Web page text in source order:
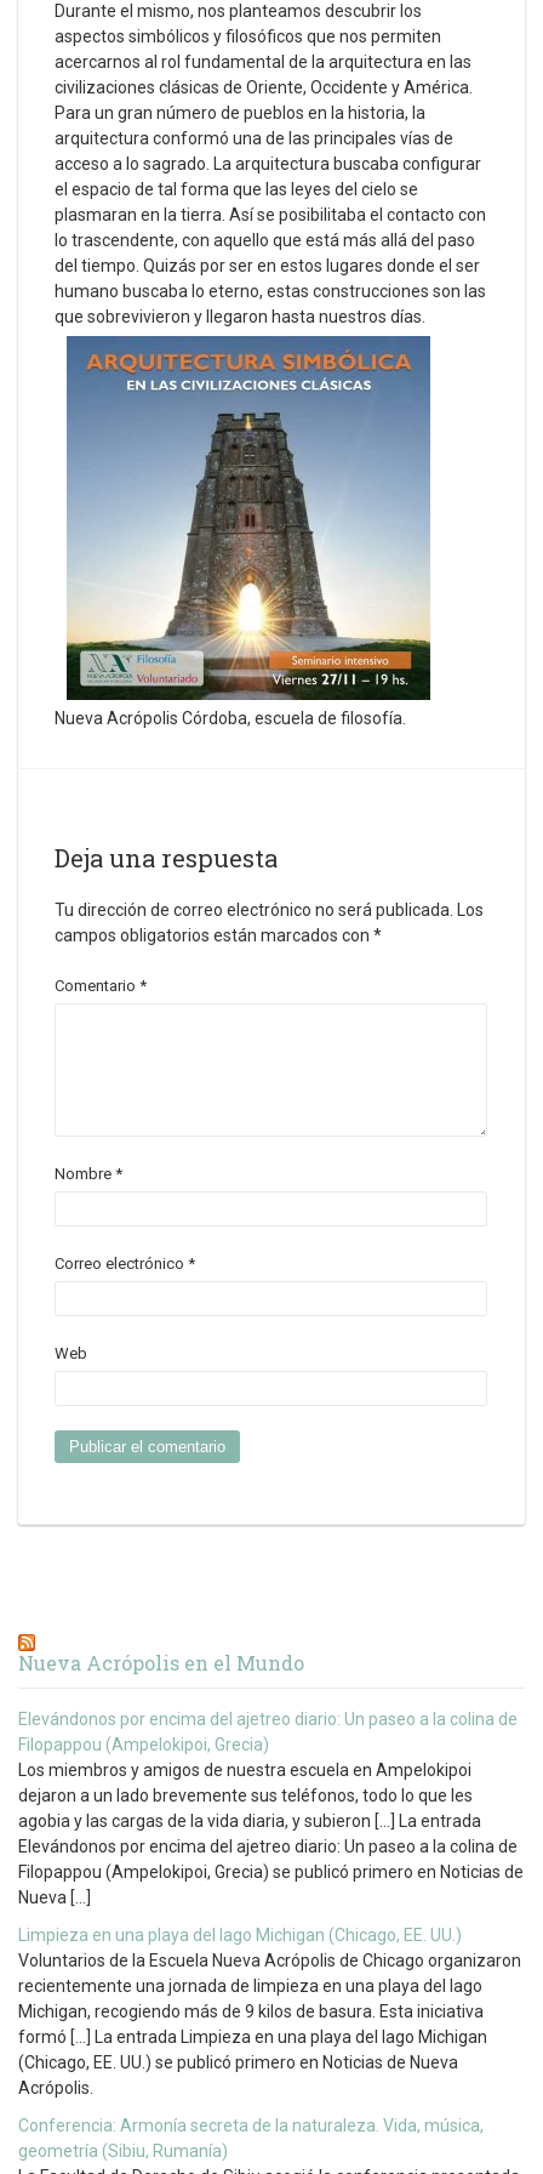
Durante el mismo, nos planteamos descubrir los
aspectos simbólicos y filosóficos que nos permiten
acercarnos al rol fundamental de la arquitectura en las
civilizaciones clásicas de Oriente, Occidente y América.
Para un gran número de pueblos en la historia, la
arquitectura conformó una de las principales vías de
acceso a lo sagrado. La arquitectura buscaba configurar
el espacio de tal forma que las leyes del cielo se
plasmaran en la tierra. Así se posibilitaba el contacto con
lo trascendente, con aquello que está más allá del paso
del tiempo. Quizás por ser en estos lugares donde el ser
humano buscaba lo eterno, estas construcciones son las
que sobrevivieron y llegaron hasta nuestros días.
Nueva Acrópolis Córdoba, escuela de filosofía.
Deja una respuesta
Tu dirección de correo electrónico no será publicada. Los
campos obligatorios están marcados con *
Comentario *
Nombre *
Correo electrónico *
Web
Nueva Acrópolis en el Mundo
Elevándonos por encima del ajetreo diario: Un paseo a la colina de
Filopappou (Ampelokipoi, Grecia)
Los miembros y amigos de nuestra escuela en Ampelokipoi
dejaron a un lado brevemente sus teléfonos, todo lo que les
agobia y las cargas de la vida diaria, y subieron […] La entrada
Elevándonos por encima del ajetreo diario: Un paseo a la colina de
Filopappou (Ampelokipoi, Grecia) se publicó primero en Noticias de
Nueva […]
Limpieza en una playa del lago Michigan (Chicago, EE. UU.)
Voluntarios de la Escuela Nueva Acrópolis de Chicago organizaron
recientemente una jornada de limpieza en una playa del lago
Michigan, recogiendo más de 9 kilos de basura. Esta iniciativa
formó […] La entrada Limpieza en una playa del lago Michigan
(Chicago, EE. UU.) se publicó primero en Noticias de Nueva
Acrópolis.
Conferencia: Armonía secreta de la naturaleza. Vida, música,
geometría (Sibiu, Rumanía)